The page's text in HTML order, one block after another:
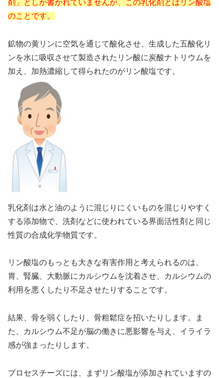
剤」としか書かれていませんが、この乳化剤とはリン酸塩
のことです。
鉱物の黄リンに空気を通じて酸化させ、生成した五酸化リ
ンを水に吸収させて製造されたリン酸に炭酸ナトリウムを
加え、加熱濃縮して得られたのがリン酸塩です。
乳化剤は水と油のように混じりにくいものを混じりやすく
する添加物で、洗剤などに使われている界面活性剤と同じ
性質の合成化学物質です。
リン酸塩のもっとも大きな有害作用と考えられるのは、
胃、腎臓、大動脈にカルシウムを沈着させ、カルシウムの
利用を悪くしたり不足させたりすることです。
結果、骨を弱くしたり、骨粗鬆症を招いたりします。ま
た、カルシウム不足が脳の働きに悪影響を与え、イライラ
感が強まったりします。
プロセスチーズには、まずリン酸塩が添加されていますの